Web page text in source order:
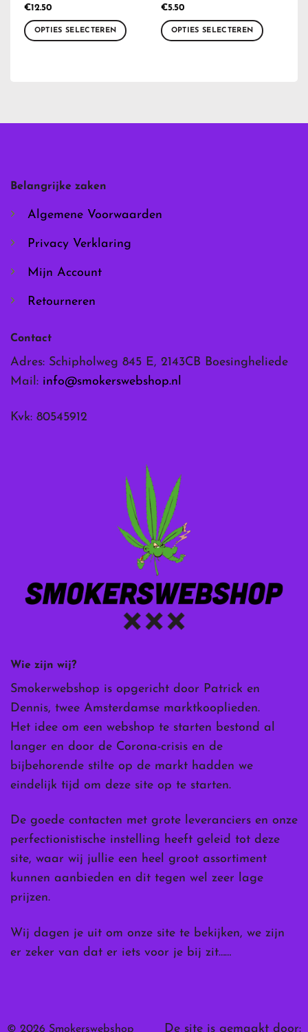
€12.50
OPTIES SELECTEREN
op
de
productpagina
€5.50
OPTIES SELECTEREN
productpagina
Wie zijn wij?
Smokerwebshop is opgericht door Patrick en
Dennis, twee Amsterdamse marktkooplieden.
Het idee om een webshop te starten bestond al
langer en door de Corona-crisis en de
bijbehorende stilte op de markt hadden we
eindelijk tijd om deze site op te starten.
De goede contacten met grote leveranciers en onze
perfectionistische instelling heeft geleid tot deze
site, waar wij jullie een heel groot assortiment
kunnen aanbieden en dit tegen wel zeer lage
prijzen.
Wij dagen je uit om onze site te bekijken, we zijn
er zeker van dat er iets voor je bij zit……
Belangrijke zaken
Algemene Voorwaarden
Privacy Verklaring
Mijn Account
Retourneren
Contact
Adres: Schipholweg 845 E, 2143CB Boesingheliede
Mail: info@smokerswebshop.nl
Kvk: 80545912
© 2026 Smokerswebshop De site is gemaakt door: